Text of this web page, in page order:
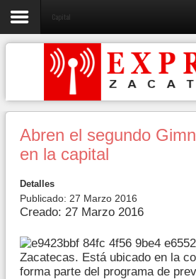
Capital
Abren el segundo
en la capital
Detalles
Publicado: 27 Marzo 2016
Creado: 27 Marzo 2016
Zacatecas. Está ubicado en la
forma parte del programa de